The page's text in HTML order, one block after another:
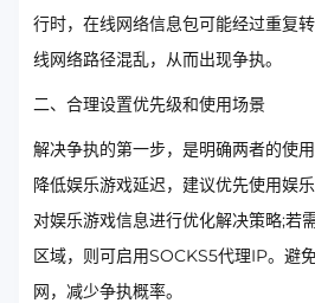
行时，在线网络信息包可能经过重复
线网络路径混乱，从而出现争执。
二、合理设置优先级和使用场景
解决争执的第一步，是明确两者的使
降低娱乐游戏延迟，建议优先使用娱
对娱乐游戏信息进行优化解决策略;若
区域，则可启用SOCKS5代理IP。避
网，减少争执概率。